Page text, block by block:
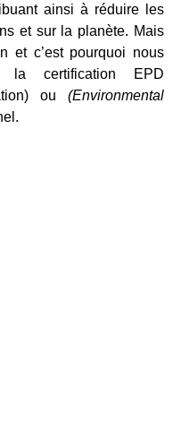
ainsi à réduire les
et sur la planète. Mais
et c’est pourquoi nous
la certification EPD
ou (Environmental